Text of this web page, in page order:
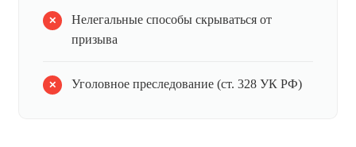
Нелегальные способы скрываться от
призыва
Уголовное преследование (ст. 328 УК РФ)